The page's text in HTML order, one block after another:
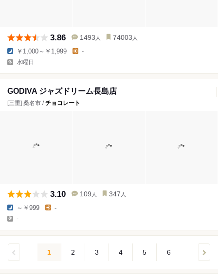
3.86 1493 人 74003 人
￥1,000～￥1,999 -
水曜日
GODIVA ジャズドリーム長島店
[三重] 桑名市 /チョコレート
3.10 109 人 347 人
～￥999 -
-
1 2 3 4 5 6